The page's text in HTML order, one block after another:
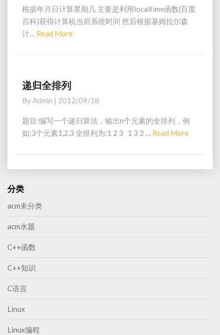
月
日
计
算
(
基
姆
尔
森
式
)
根据年月日计算星期几 主要是利用localtime函数(百度
百科)获得计算机当前系统时间 然后根据基姆拉尔森
计…
Read More
a
e
递
全
排
列
递归全排列
By Admin | 2012/09/18
题目:编写一个递归算法，输出n个元素的全排列，例
如:3个元素1,2,3 全排列为:1 2 3 1 3 2 …
Read More
a
d
分类
acm未分类
acm水题
C++函数
C++知识
C语言
Linux
Linux编程